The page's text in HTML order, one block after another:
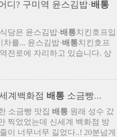
디? 구미역 윤스김밥·배통
당은 윤스김밥·배통치킨호프입
를... 윤스김밥·배통치킨호프
전로에 자리하고 있습니다. 상
계백화점 배통 소금빵...
소금빵 맛집 배통 원래 성수 갔
찍었었는데 신세계 백화점 방
이 너무너무 길었다..! 20분넘게